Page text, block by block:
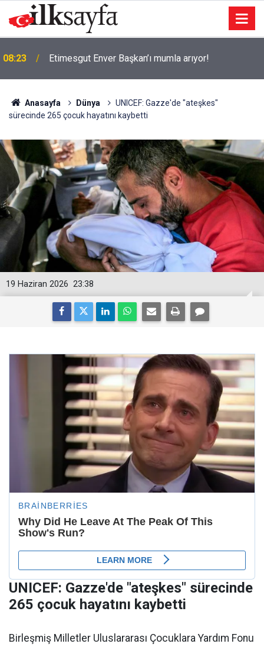
08:23 Etimesgut Enver Başkan’ı mumla arıyor!
Anasayfa Dünya
UNICEF: Gazze'de "ateşkes"
sürecinde 265 çocuk hayatını kaybetti
23:38
19 Haziran 2026
UNICEF: Gazze'de "ateşkes" sürecinde
265 çocuk hayatını kaybetti
Birleşmiş Milletler Uluslararası Çocuklara Yardım Fonu